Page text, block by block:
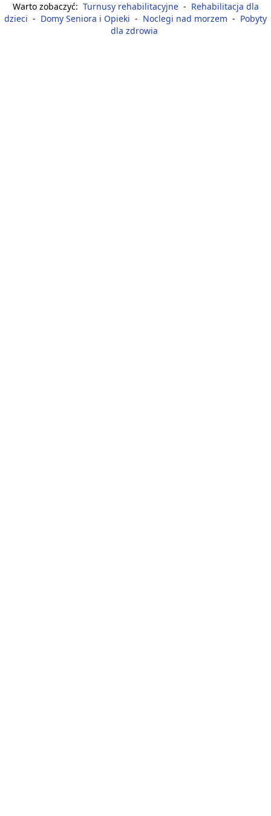
Warto zobaczyć: Turnusy rehabilitacyjne - Rehabilitacja dla
dzieci - Domy Seniora i Opieki - Noclegi nad morzem - Pobyty
dla zdrowia